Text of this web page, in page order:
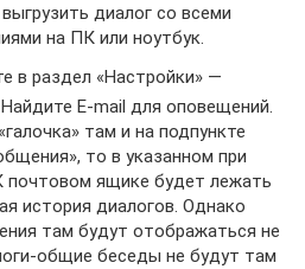
диалог со всеми
на ПК или ноутбук.
в раздел «Настройки» —
E-mail для оповещений.
там и на подпункте
то в указанном при
почтовом ящике будет лежать
история диалогов. Однако
там будут отображаться не
общие беседы не будут там